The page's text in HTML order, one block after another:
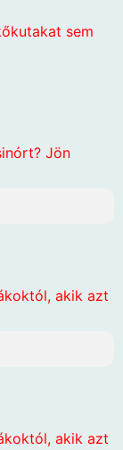
sem
Jön
akik azt
akik azt